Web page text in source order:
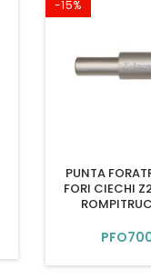
-15%
PUNTA
FORI CIECHI